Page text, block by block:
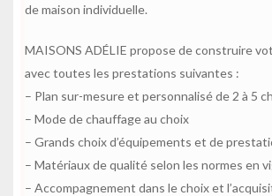
de maison individuelle.
MAISONS ADÉLIE propose de construire
avec toutes les prestations suivantes :
– Plan sur-mesure et personnalisé de 2 à 5
– Mode de chauffage au choix
– Grands choix d’équipements et de
– Matériaux de qualité selon les normes en
– Accompagnement dans le choix et